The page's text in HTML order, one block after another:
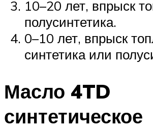
10–20 лет, впрыск
полусинтетика.
0–10 лет, впрыск
синтетика или
Масло 4TD
синтетическое